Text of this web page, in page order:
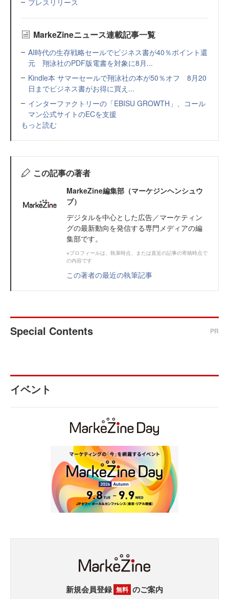
MarkeZineニュース連載記事一覧
AI時代の生存戦略セールでビジネス書が40％ポイント還
元 翔泳社のPDF版電書を対象に8月...
Kindle本 サマーセールで翔泳社の本が50％オフ 8月20
日までビジネス書がお得に買え...
インターファクトリーの「EBISU GROWTH」、コール
マン公式サイトのECを支援
もっと読む
この記事の著者
MarkeZine編集部（マーケジンヘンシュウ
ブ）
デジタルを中心とした広告／マーケティン
グの最新動向を発信する専門メディアの編
集部です。
※プロフィールは、執筆時点、または直近の記事の寄稿時点で
の内容です
この著者の最近の執筆記事
Special Contents PR
イベント
新規会員登録 無料 のご案内